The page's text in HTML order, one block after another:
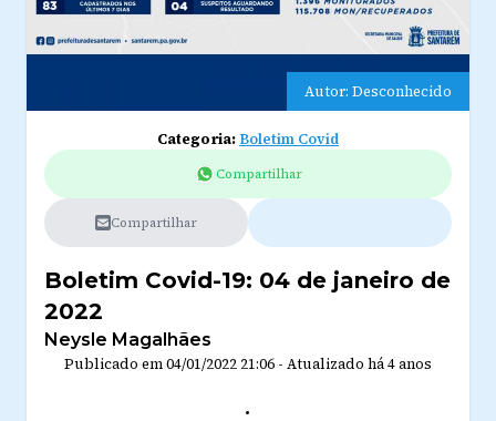
Autor: Desconhecido
Categoria:Boletim Covid
Compartilhar
Compartilhar
Boletim Covid-19: 04 de janeiro de
2022
Neysle Magalhães
Publicado em04/01/2022 21:06 - Atualizado há 4 anos
.